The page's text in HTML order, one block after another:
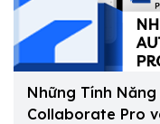
Những Tính
Collaborate Pro